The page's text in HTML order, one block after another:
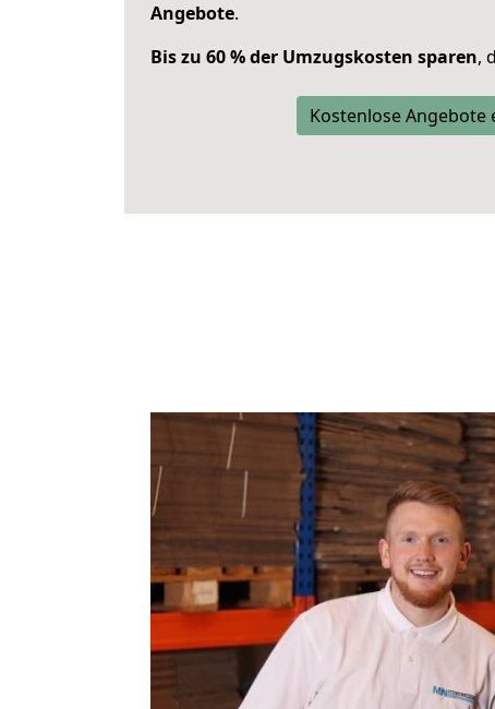
Angebote.
Bis zu 60 % der Umzugskosten sparen,
Kostenlose Angebote